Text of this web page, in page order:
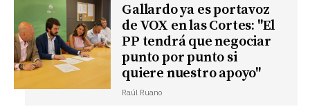
Gallardo ya es portavoz
de VOX en las Cortes: "El
PP tendrá que negociar
punto por punto si
quiere nuestro apoyo"
Raúl Ruano